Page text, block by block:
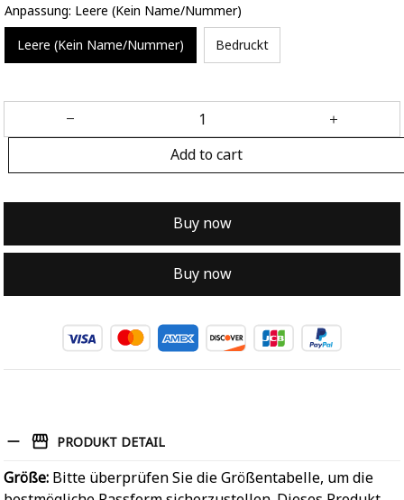
Anpassung: Leere (Kein Name/Nummer)
Leere (Kein Name/Nummer) Bedruckt
Add to cart
Buy now
Buy now
PRODUKT DETAIL
Größe: Bitte überprüfen Sie die Größentabelle, um die